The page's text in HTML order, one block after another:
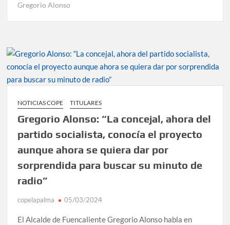
Gregorio Alonso
NOTICIAS COPE TITULARES
Gregorio Alonso: “La concejal, ahora del
partido socialista, conocía el proyecto
aunque ahora se quiera dar por
sorprendida para buscar su minuto de
radio”
copelapalma 05/03/2024
El Alcalde de Fuencaliente Gregorio Alonso habla en